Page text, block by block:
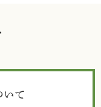
いて